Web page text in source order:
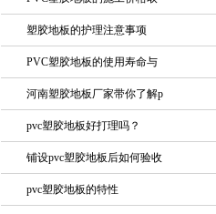
塑胶地板的护理注意事项
PVC塑胶地板的使用寿命与
河南塑胶地板厂家带你了解p
pvc塑胶地板好打理吗？
铺设pvc塑胶地板后如何验收
pvc塑胶地板的特性